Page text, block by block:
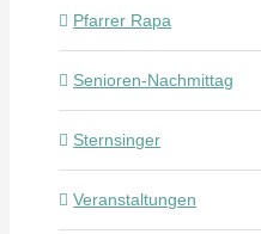
Pfarrer Rapa
Senioren-Nachmittag
Sternsinger
Veranstaltungen